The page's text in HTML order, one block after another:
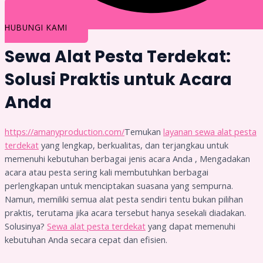
HUBUNGI KAMI
Sewa Alat Pesta Terdekat:
Solusi Praktis untuk Acara
Anda
https://amanyproduction.com/Temukan layanan sewa alat pesta
terdekat yang lengkap, berkualitas, dan terjangkau untuk
memenuhi kebutuhan berbagai jenis acara Anda , Mengadakan
acara atau pesta sering kali membutuhkan berbagai
perlengkapan untuk menciptakan suasana yang sempurna.
Namun, memiliki semua alat pesta sendiri tentu bukan pilihan
praktis, terutama jika acara tersebut hanya sesekali diadakan.
Solusinya? Sewa alat pesta terdekat yang dapat memenuhi
kebutuhan Anda secara cepat dan efisien.